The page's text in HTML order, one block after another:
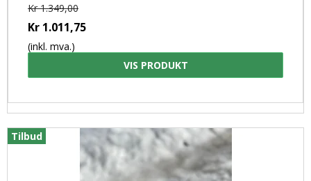
Kr 1.349,00
Kr 1.011,75
(inkl. mva.)
VIS PRODUKT
Tilbud